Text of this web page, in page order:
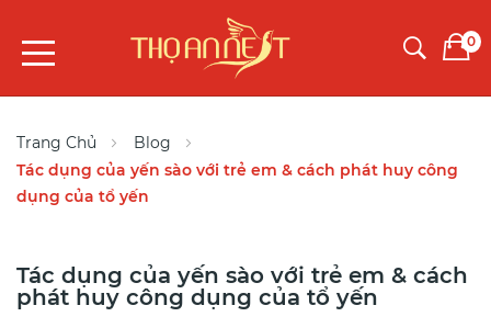
0
Trang Chủ
Blog
Tác dụng của yến sào với trẻ em & cách phát huy công
dụng của tổ yến
Tác dụng của yến sào với trẻ em & cách
phát huy công dụng của tổ yến